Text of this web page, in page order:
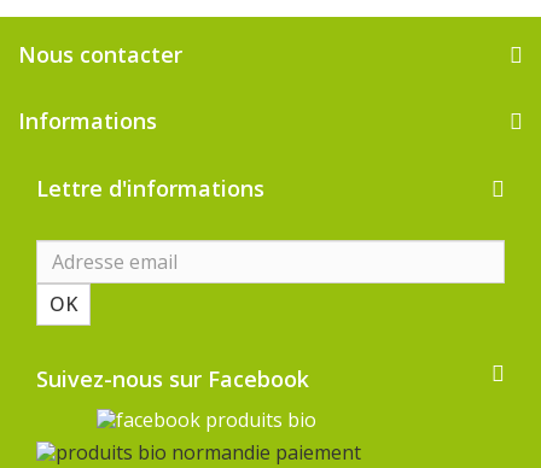
Nous contacter
Informations
Lettre d'informations
OK
Suivez-nous sur Facebook